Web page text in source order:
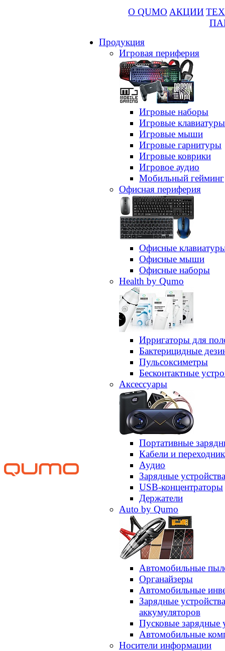
О QUMO АКЦИИ
Продукция
Игровая периферия
Игровые наборы
Игровые клавиатуры
Игровые мыши
Игровые гарнитуры
Игровые коврики
Игровое аудио
Мобильный гейминг
Офисная периферия
Офисные
Офисные мыши
Офисные наборы
Health by Qumo
Ирригаторы для
Бактерицидные
Пульсоксиметры
Бесконтактные
Аксессуары
Портативные
Кабели и
Аудио
Зарядные устройства
USB-концентраторы
Держатели
Auto by Qumo
Автомобильные
Органайзеры
Автомобильные
Зарядные
аккумуляторов
Пусковые зарядные
Автомобильные
Носители информации